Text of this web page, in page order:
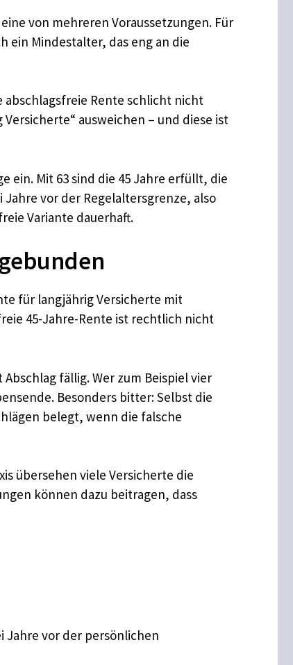
von mehreren Voraussetzungen. Für
ein Mindestalter, das eng an die
Rente schlicht nicht
ausweichen – und diese ist
ein. Mit 63 sind die 45 Jahre erfüllt, die
vor der Regelaltersgrenze, also
Variante dauerhaft.
für langjährig Versicherte mit
45-Jahre-Rente ist rechtlich nicht
fällig. Wer zum Beispiel vier
Besonders bitter: Selbst die
belegt, wenn die falsche
übersehen viele Versicherte die
können dazu beitragen, dass
Jahre vor der persönlichen